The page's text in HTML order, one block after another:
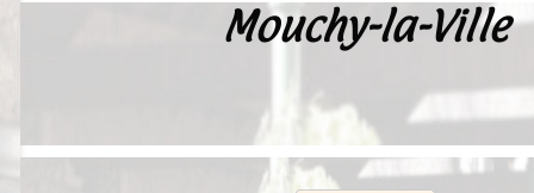
Videos--Lavoirs
Mouchy-la-Ville